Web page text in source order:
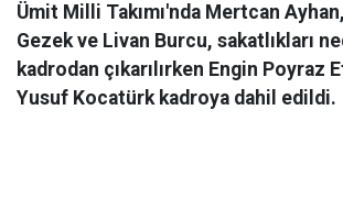
Ümit Milli Takımı'nda Mertcan
Gezek ve Livan Burcu, sakatlıkları
kadrodan çıkarılırken Engin Poyraz
Yusuf Kocatürk kadroya dahil edildi.